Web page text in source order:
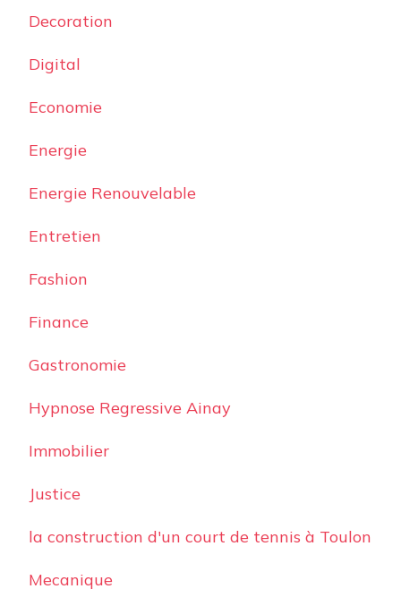
Decoration
Digital
Economie
Energie
Energie Renouvelable
Entretien
Fashion
Finance
Gastronomie
Hypnose Regressive Ainay
Immobilier
Justice
la construction d'un court de tennis à Toulon
Mecanique